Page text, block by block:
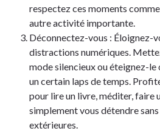
respectez ces moments
autre activité importante.
Déconnectez-vous : Éloignez-
distractions numériques.
mode silencieux ou éteignez-
un certain laps de temps.
pour lire un livre, méditer, faire
simplement vous détendre
extérieures.